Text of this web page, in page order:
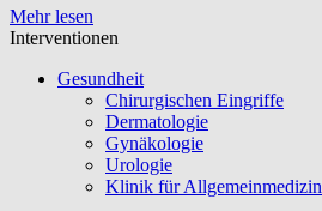
Mehr lesen
Interventionen
Gesundheit
Chirurgischen Eingriffe
Dermatologie
Gynäkologie
Urologie
Klinik für Allgemeinmedizin